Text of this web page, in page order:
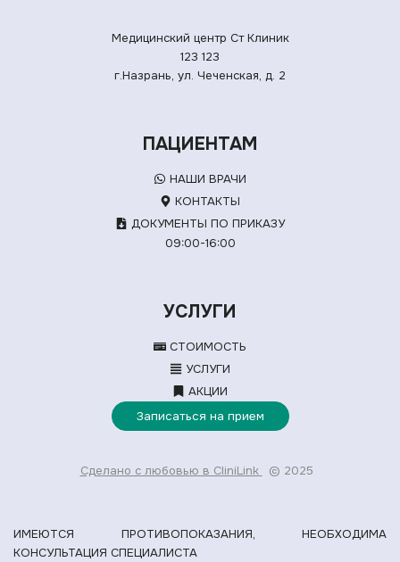
Медицинский центр Ст Клиник
123 123
г.Назрань, ул. Чеченская, д. 2
ПАЦИЕНТАМ
НАШИ ВРАЧИ
КОНТАКТЫ
ДОКУМЕНТЫ ПО ПРИКАЗУ
09:00-16:00
УСЛУГИ
СТОИМОСТЬ
УСЛУГИ
АКЦИИ
Записаться на прием
Сделано с любовью в CliniLink © 2025
ИМЕЮТСЯ ПРОТИВОПОКАЗАНИЯ, НЕОБХОДИМА
КОНСУЛЬТАЦИЯ СПЕЦИАЛИСТА